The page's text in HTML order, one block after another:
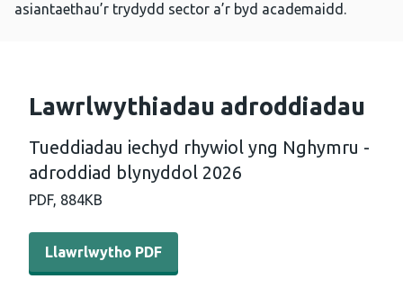
asiantaethau’r trydydd sector a’r byd academaidd.
Lawrlwythiadau adroddiadau
Tueddiadau iechyd rhywiol yng Nghymru -
adroddiad blynyddol 2026
PDF, 884KB
Llawrlwytho PDF - Tueddiadau iechyd rhywiol yng
Llawrlwytho PDF